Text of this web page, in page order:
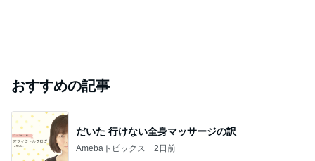
おすすめの記事
だいた 行けない全身マッサージの訳
Amebaトピックス 2日前